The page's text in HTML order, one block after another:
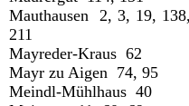
Mauthausen 2, 3, 19,
211
Mayreder-Kraus 62
Mayr zu Aigen 74, 95
Meindl-Mühlhaus 40